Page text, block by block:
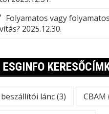
Folyamatos vagy
2025.12.30.
ESGINFO
beszállítói lánc(3) CBAM